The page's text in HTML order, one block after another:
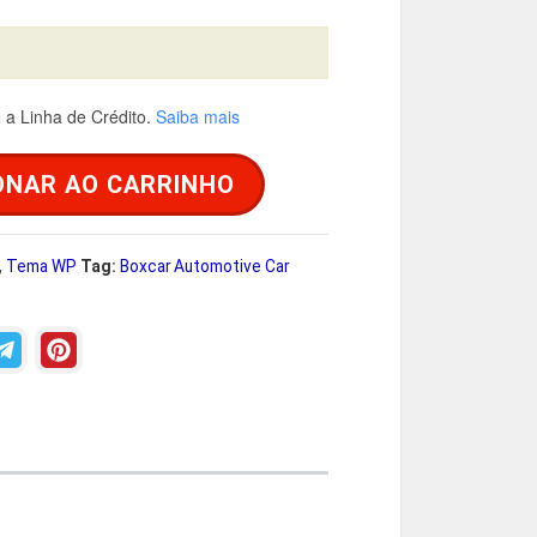
a Linha de Crédito. Saiba mais
AO CARRINHO
, Tema WP Tag: Boxcar Automotive Car